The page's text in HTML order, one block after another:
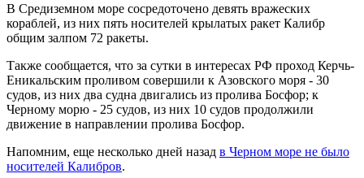
В Средиземном море сосредоточено девять вражеских
кораблей, из них пять носителей крылатых ракет Калибр
общим залпом 72 ракеты.
Также сообщается, что за сутки в интересах РФ проход Керчь-
Еникальским проливом совершили к Азовского моря - 30
судов, из них два судна двигались из пролива Босфор; к
Черному морю - 25 судов, из них 10 судов продолжили
движение в направлении пролива Босфор.
Напомним, еще несколько дней назад в Черном море не было
носителей Калибров.